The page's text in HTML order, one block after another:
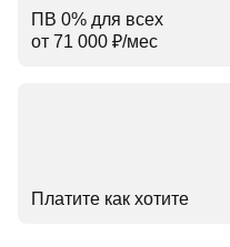
ПВ 0% для всех
от 71 000 ₽⁠/⁠мес
Платите как хотите